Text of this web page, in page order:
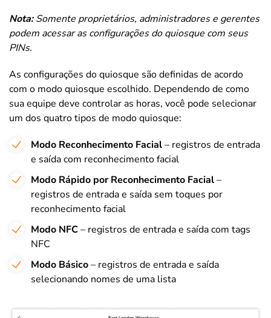
Nota:Somente proprietários, administradores e gerentes
podem acessar as configurações do quiosque com seus
PINs.
As configurações do quiosque são definidas de acordo
com o modo quiosque escolhido. Dependendo de como
sua equipe deve controlar as horas, você pode selecionar
um dos quatro tipos de modo quiosque:
Modo Reconhecimento Facial– registros de entrada
e saída com reconhecimento facial
Modo Rápido por Reconhecimento Facial–
registros de entrada e saída sem toques por
reconhecimento facial
Modo NFC– registros de entrada e saída com tags
NFC
Modo Básico– registros de entrada e saída
selecionando nomes de uma lista